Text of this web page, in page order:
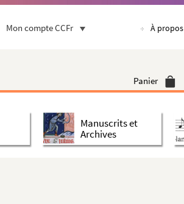
Mon compte CCFr À propos
Panier
Manuscrits et
Archives